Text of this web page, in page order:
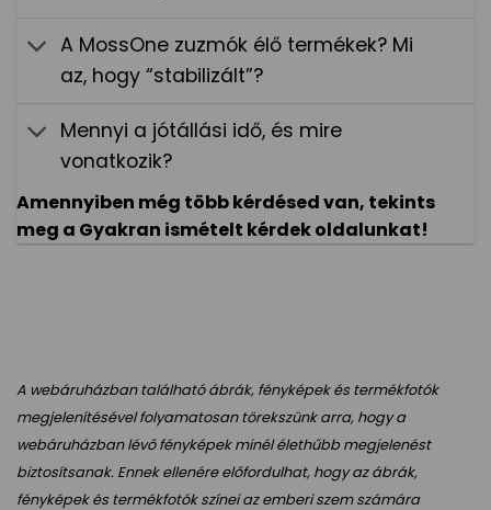
A MossOne zuzmók élő termékek? Mi
az, hogy “stabilizált”?
Mennyi a jótállási idő, és mire
vonatkozik?
Amennyiben még több kérdésed van, tekints
meg a Gyakran ismételt kérdekoldalunkat!
A webáruházban található ábrák, fényképek és termékfotók
megjelenítésével folyamatosan törekszünk arra, hogy a
webáruházban lévő fényképek minél élethűbb megjelenést
biztosítsanak. Ennek ellenére előfordulhat, hogy az ábrák,
fényképek és termékfotók színei az emberi szem számára